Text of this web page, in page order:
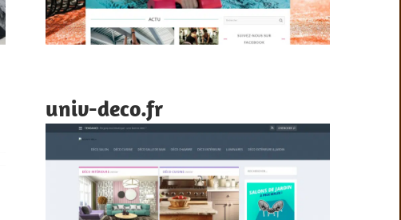
univ-deco.fr